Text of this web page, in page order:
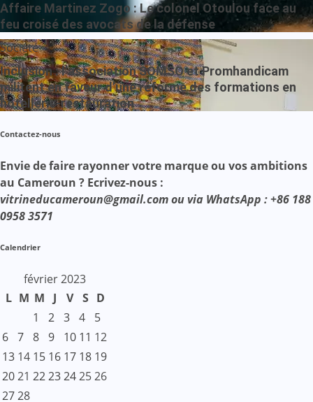
Affaire Martinez Zogo : Le colonel Otoulou face au
feu croisé des avocats de la défense
Société
Inclusion : l’association SOMSO et Promhandicam
militent en faveur d’une réforme des formations en
hôtellerie-restauration
Contactez-nous
Envie de faire rayonner votre marque ou vos ambitions
au Cameroun ? Ecrivez-nous :
vitrineducameroun@gmail.com ou via WhatsApp : +86 188
0958 3571
Calendrier
février 2023
L M M J V S D
1
2 3 4
5
6 7 8 9 10 11 12
13 14 15 16 17 18 19
2021 2223242526
2728